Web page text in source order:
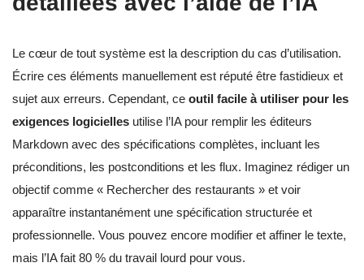
Le cœur de tout système est la description du cas d’utilisation.
Écrire ces éléments manuellement est réputé être fastidieux et
sujet aux erreurs. Cependant, ce outil facile à utiliser pour les
exigences logicielles utilise l’IA pour remplir les éditeurs
Markdown avec des spécifications complètes, incluant les
préconditions, les postconditions et les flux. Imaginez rédiger un
objectif comme « Rechercher des restaurants » et voir
apparaître instantanément une spécification structurée et
professionnelle. Vous pouvez encore modifier et affiner le texte,
mais l’IA fait 80 % du travail lourd pour vous.